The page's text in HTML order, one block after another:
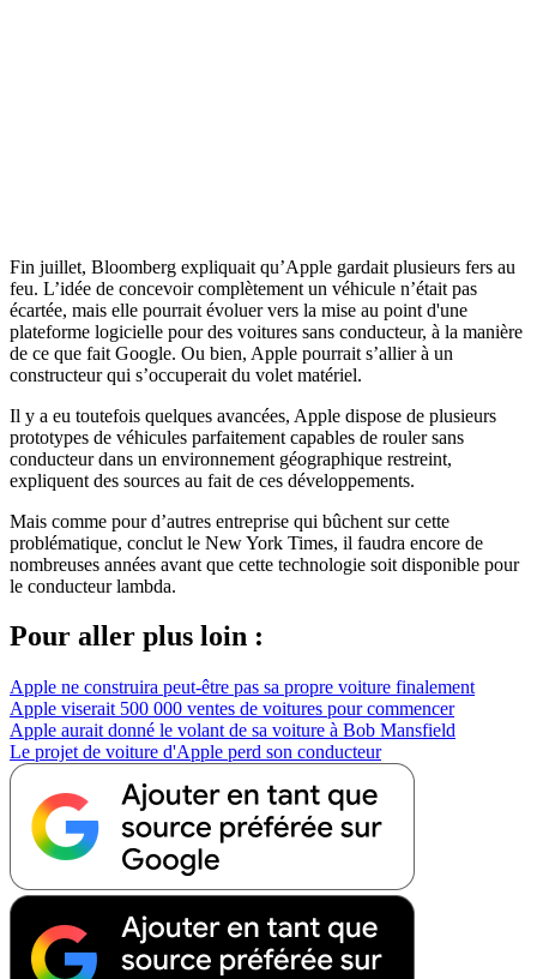
Fin juillet, Bloomberg expliquait qu’Apple gardait plusieurs fers au
feu. L’idée de concevoir complètement un véhicule n’était pas
écartée, mais elle pourrait évoluer vers la mise au point d'une
plateforme logicielle pour des voitures sans conducteur, à la manière
de ce que fait Google. Ou bien, Apple pourrait s’allier à un
constructeur qui s’occuperait du volet matériel.
Il y a eu toutefois quelques avancées, Apple dispose de plusieurs
prototypes de véhicules parfaitement capables de rouler sans
conducteur dans un environnement géographique restreint,
expliquent des sources au fait de ces développements.
Mais comme pour d’autres entreprise qui bûchent sur cette
problématique, conclut le New York Times, il faudra encore de
nombreuses années avant que cette technologie soit disponible pour
le conducteur lambda.
Pour aller plus loin :
Apple ne construira peut-être pas sa propre voiture finalement
Apple viserait 500 000 ventes de voitures pour commencer
Apple aurait donné le volant de sa voiture à Bob Mansfield
Le projet de voiture d'Apple perd son conducteur